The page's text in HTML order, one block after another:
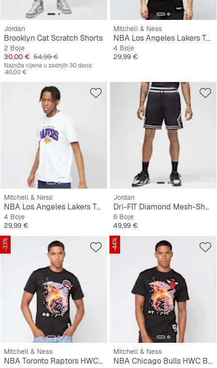
Jordan
Brooklyn Cat Scratch Shorts
2 Boje
Cijena
30,00 € Originalna cijena
54,99 €
Najniža cijena u zadnjih 30 dana:
40,00 €
Mitchell & Ness
NBA Los Angeles Lakers Table Top
4 Boje
Cijena
29,99 €
Mitchell & Ness
NBA Los Angeles Lakers Table Top
4 Boje
Cijena
29,99 €
Jordan
Dri-FIT Diamond Mesh-Shorts
6 Boje
Cijena
49,99 €
-33%
Mitchell & Ness
NBA Toronto Raptors HWC Blaze Graphic Tee
-44%
Mitchell & Ness
NBA Chicago Bulls HWC Blaze Graphic Tee